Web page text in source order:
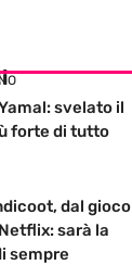
svelato il
forte di tutto
dal gioco
sarà la
sempre